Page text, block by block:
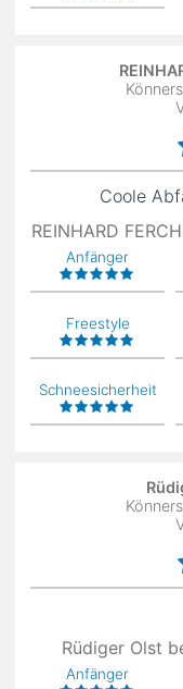
Coole
REINHARD
Anfänger
Freestyle
Schneesicherheit
Rüdiger Olst
Anfänger